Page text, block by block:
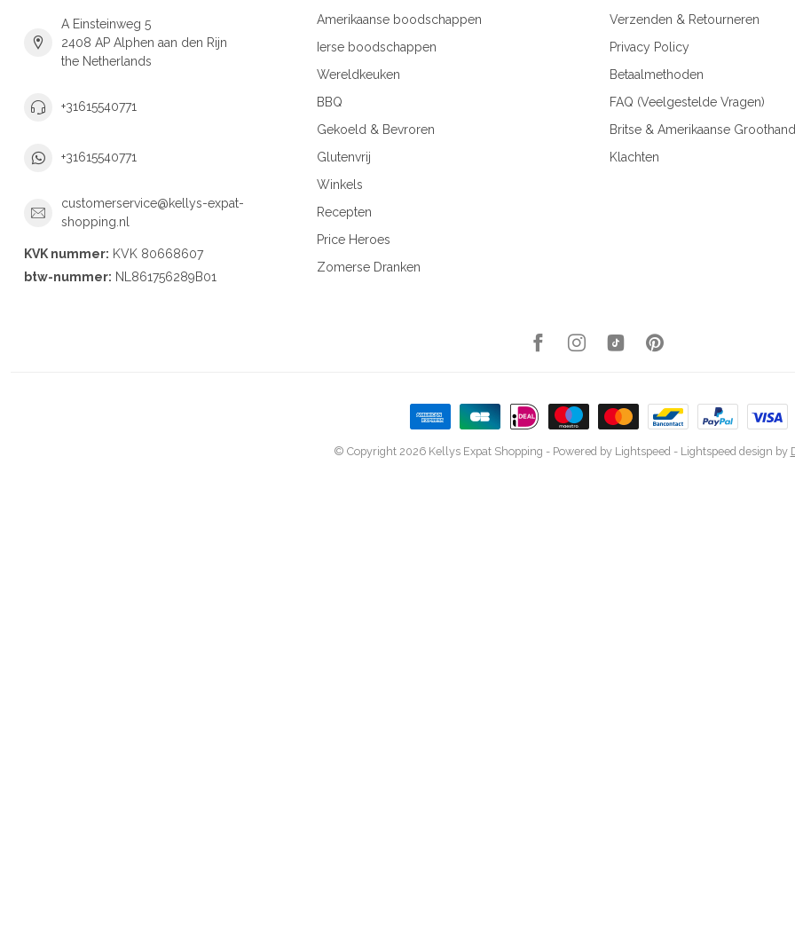
A Einsteinweg 5
2408 AP Alphen aan den Rijn
the Netherlands
+31615540771
+31615540771
customerservice@kellys-expat-
shopping.nl
KVK nummer: KVK 80668607
btw-nummer: NL861756289B01
Amerikaanse boodschappen
Ierse boodschappen
Wereldkeuken
BBQ
Gekoeld & Bevroren
Glutenvrij
Winkels
Recepten
Price Heroes
Zomerse Dranken
Verzenden & Retourneren
Privacy Policy
Betaalmethoden
FAQ (Veelgestelde Vragen)
Britse & Amerikaanse
Klachten
© Copyright 2026 Kellys Expat Shopping - Powered by Lightspeed - Lightspeed design by